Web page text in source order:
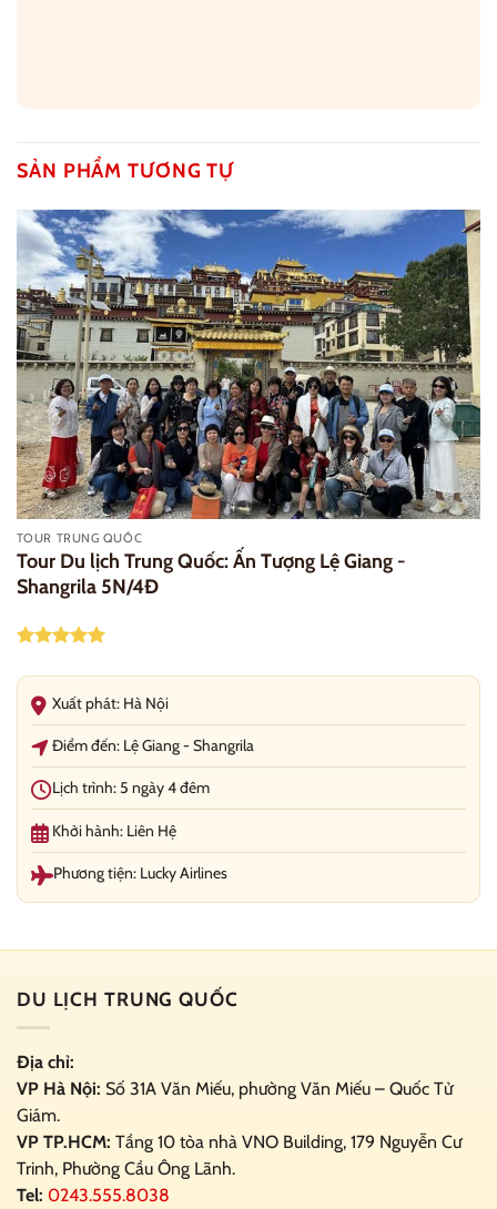
SẢN PHẨM TƯƠNG TỰ
TOUR TRUNG QUỐC
Tour Du lịch Trung Quốc: Ấn Tượng Lệ Giang -
Shangrila 5N/4Đ
hạng5.00
5 saoXuất phát: Hà Nội
Điểm đến: Lệ Giang - Shangrila
Lịch trình: 5 ngày 4 đêm
Khởi hành: Liên Hệ
Phương tiện: Lucky Airlines
DU LỊCH TRUNG QUỐC
Địa chỉ:
VP Hà Nội: Số 31A Văn Miếu, phường Văn Miếu – Quốc Tử
Giám.
VP TP.HCM: Tầng 10 tòa nhà VNO Building, 179 Nguyễn Cư
Trinh, Phường Cầu Ông Lãnh.
Tel: 0243.555.8038